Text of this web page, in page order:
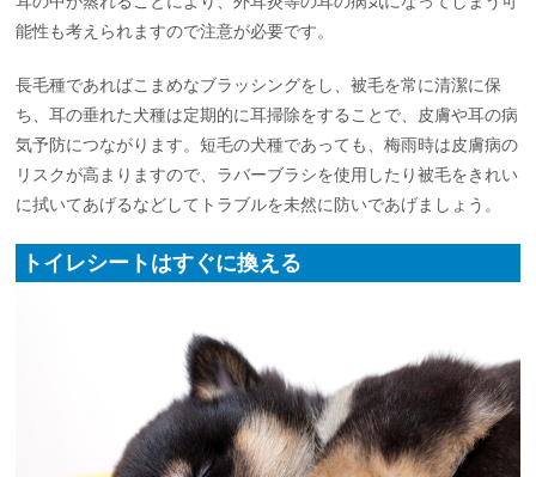
能性も考えられますので注意が必要です。
長毛種であればこまめなブラッシングをし、被毛を常に清潔に保
ち、耳の垂れた犬種は定期的に耳掃除をすることで、皮膚や耳の病
気予防につながります。短毛の犬種であっても、梅雨時は皮膚病の
リスクが高まりますので、ラバーブラシを使用したり被毛をきれい
に拭いてあげるなどしてトラブルを未然に防いであげましょう。
トイレシートはすぐに換える